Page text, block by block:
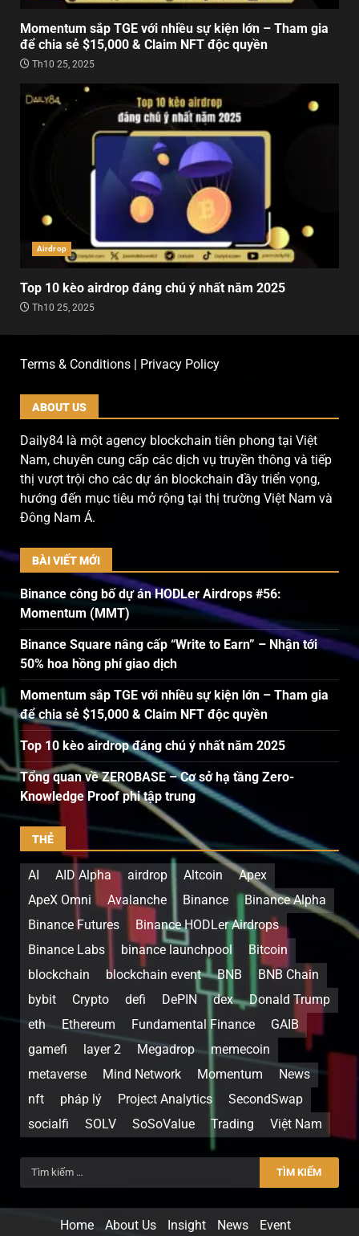
Momentum sắp TGE với nhiều sự kiện lớn – Tham gia
để chia sẻ $15,000 & Claim NFT độc quyền
Th10 25, 2025
Airdrop
Top 10 kèo airdrop đáng chú ý nhất năm 2025
Th10 25, 2025
Terms & Conditions | Privacy Policy
ABOUT US
Daily84 là một agency blockchain tiên phong tại Việt
Nam, chuyên cung cấp các dịch vụ truyền thông và tiếp
thị vượt trội cho các dự án blockchain đầy triển vọng,
hướng đến mục tiêu mở rộng tại thị trường Việt Nam và
Đông Nam Á.
BÀI VIẾT MỚI
Binance công bố dự án HODLer Airdrops #56:
Momentum (MMT)
Binance Square nâng cấp “Write to Earn” – Nhận tới
50% hoa hồng phí giao dịch
Momentum sắp TGE với nhiều sự kiện lớn – Tham gia
để chia sẻ $15,000 & Claim NFT độc quyền
Top 10 kèo airdrop đáng chú ý nhất năm 2025
Tổng quan về ZEROBASE – Cơ sở hạ tầng Zero-
Knowledge Proof phi tập trung
THẺ
AI AID Alpha airdrop Altcoin
Apex
ApeX Omni
Avalanche Binance
Binance Alpha
Binance Futures
Binance HODLer Airdrops
Binance Labs
binance launchpool
Bitcoin
blockchain
blockchain event BNB
BNB Chain
bybit
Crypto defi DePIN dex
Donald Trump
eth
Ethereum Fundamental Finance
GAIB
gamefi
layer 2 Megadrop
memecoin
metaverse
Mind Network Momentum
News
nft
pháp lý Project Analytics
SecondSwap
socialfi
SOLV SoSoValue Trading Việt Nam
Home About Us Insight News Event